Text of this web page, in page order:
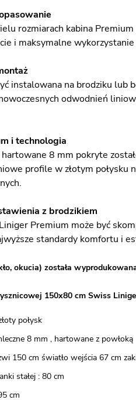
rozmiarach kabina
i maksymalne
instalowana na brodziku lub
odwodnień
i technologia
hartowane 8 mm pokryte
profile w złotym połysku
z brodzikiem
Premium może być
standardy komfortu i
okucia) została
150x80 cm Swiss
połysk
8 mm , hartowane z powłoką
150 cm światło wejścia 67 cm
stałej : 80 cm
cm